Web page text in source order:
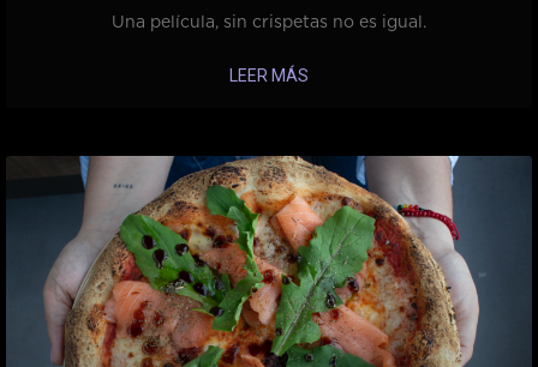
Una película, sin crispetas no es igual.
LEER MÁS